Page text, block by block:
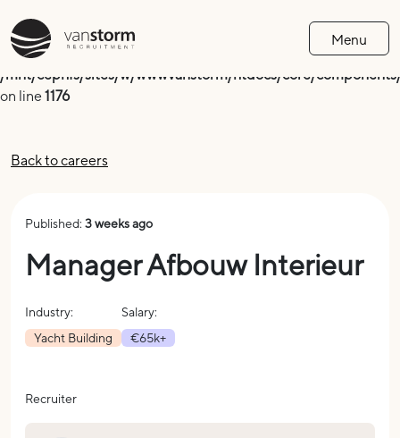
Deprecated: trim(): Passing null to parameter #1 ($string) of
type string is deprecated in
/mnt/cephfs/sites/w/wwwvanstorm/htdocs/core/
on line1176
Menu
Back to careers
Published: 3 weeks ago
Manager Afbouw Interieur
Industry:
Yacht Building
Salary:
€65k+
Recruiter